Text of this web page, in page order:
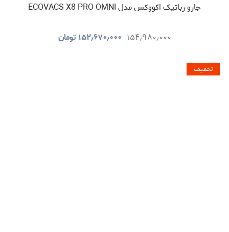
جارو رباتیک اکووکس مدل ECOVACS X8 PRO OMNI
۱۵۴٫۹۸۰٫۰۰۰ ۱۵۲٫۶۷۰٫۰۰۰ تومان
تخفیف